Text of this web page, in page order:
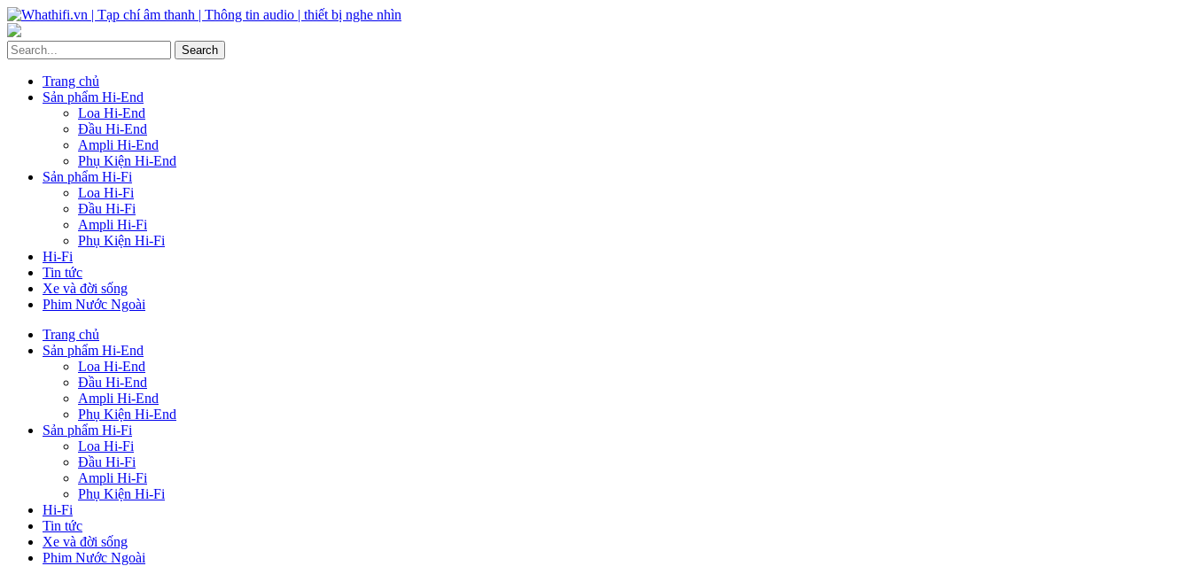
Trang chủ
Sản phẩm Hi-End
Loa Hi-End
Đầu Hi-End
Ampli Hi-End
Phụ Kiện Hi-End
Sản phẩm Hi-Fi
Loa Hi-Fi
Đầu Hi-Fi
Ampli Hi-Fi
Phụ Kiện Hi-Fi
Hi-Fi
Tin tức
Xe và đời sống
Phim Nước Ngoài
Trang chủ
Sản phẩm Hi-End
Loa Hi-End
Đầu Hi-End
Ampli Hi-End
Phụ Kiện Hi-End
Sản phẩm Hi-Fi
Loa Hi-Fi
Đầu Hi-Fi
Ampli Hi-Fi
Phụ Kiện Hi-Fi
Hi-Fi
Tin tức
Xe và đời sống
Phim Nước Ngoài